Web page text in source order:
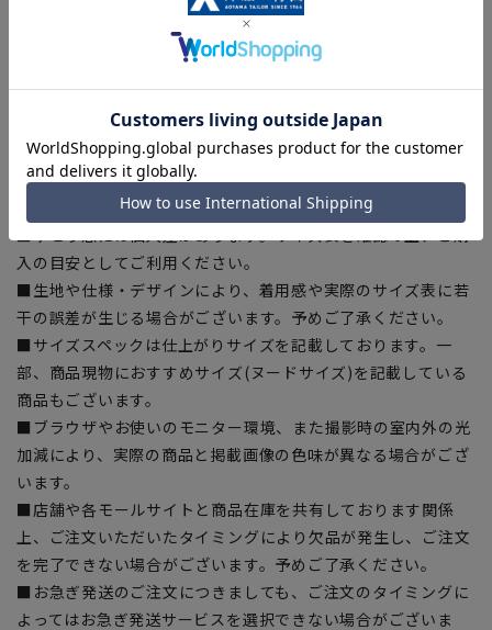
の繊維ベンベルグ®裏地を採用。静電気を抑え虜になるほどの
滑らかな袖通し、快適な着心地をサポート。
【シルエット】《細め(スリム)》 (当社比)
【商品に関するご注意】
■商品画像はサンプルのため、色味やサイズ等の仕様に変更が
ある場合がございますので、予めご了承ください。
入の目安としてご利用ください。
■生地や仕様・デザインにより、着用感や実際のサイズ表に若
干の誤差が生じる場合がございます。予めご了承ください。
■サイズスペックは仕上がりサイズを記載しております。一
部、商品現物におすすめサイズ(ヌードサイズ)を記載している
商品もございます。
■ブラウザやお使いのモニター環境、また撮影時の室内外の光
加減により、実際の商品と掲載画像の色味が異なる場合がござ
います。
■店舗や各モールサイトと商品在庫を共有しております関係
上、ご注文いただいたタイミングにより欠品が発生し、ご注文
を完了できない場合がございます。予めご了承ください。
■お急ぎ発送のご注文につきましても、ご注文のタイミングに
よってはお急ぎ発送サービスを選択できない場合がございま